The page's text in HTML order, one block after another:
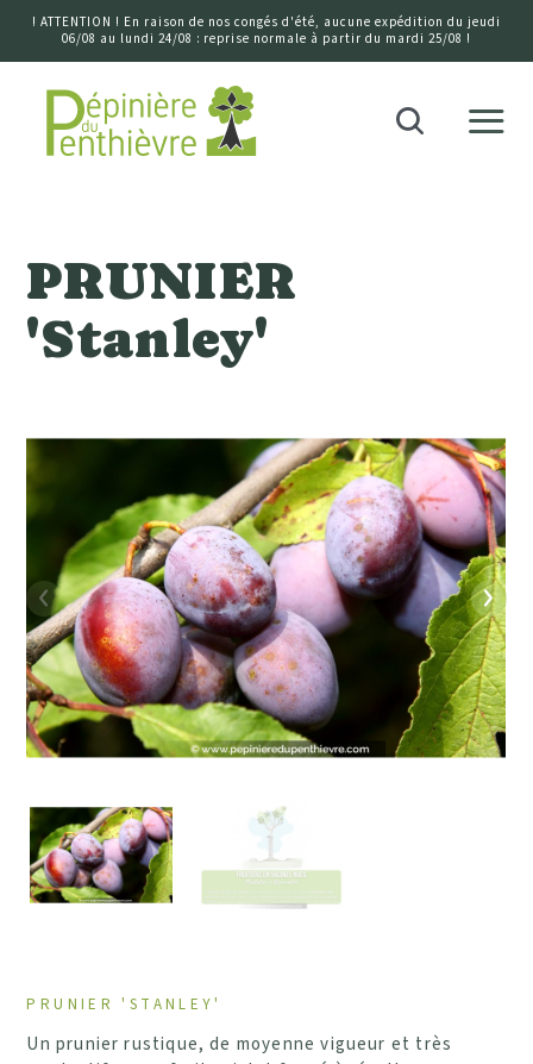
! ATTENTION ! En raison de nos congés d'été, aucune expédition du jeudi
06/08 au lundi 24/08 : reprise normale à partir du mardi 25/08 !
Accueil
Précédent
PRUNIER
'Stanley'
PRUNIER 'STANLEY'
Un prunier rustique, de moyenne vigueur et très